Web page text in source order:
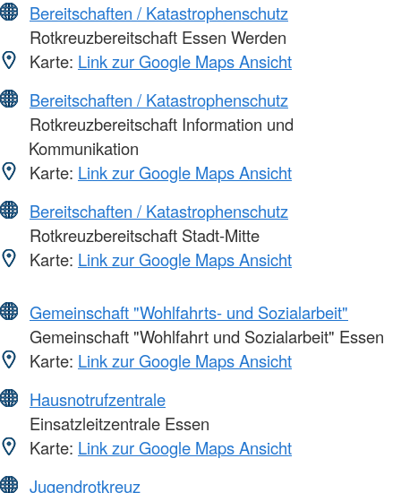
Bereitschaften / Katastrophenschutz
Rotkreuzbereitschaft Essen Werden
Karte: Link zur Google Maps Ansicht
Bereitschaften / Katastrophenschutz
Rotkreuzbereitschaft Information und
Kommunikation
Karte: Link zur Google Maps Ansicht
Bereitschaften / Katastrophenschutz
Rotkreuzbereitschaft Stadt-Mitte
Karte: Link zur Google Maps Ansicht
Gemeinschaft "Wohlfahrts- und Sozialarbeit"
Gemeinschaft "Wohlfahrt und Sozialarbeit" Essen
Karte: Link zur Google Maps Ansicht
Hausnotrufzentrale
Einsatzleitzentrale Essen
Karte: Link zur Google Maps Ansicht
Jugendrotkreuz